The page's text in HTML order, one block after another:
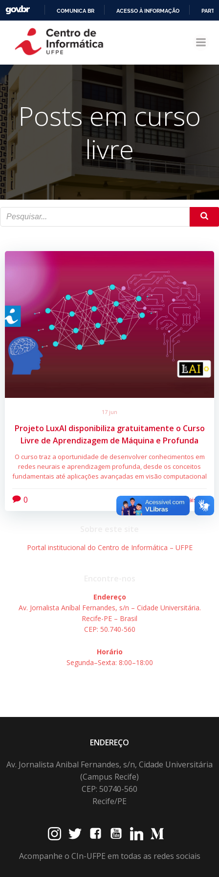
CONTEÚDO
COMUNICA BR ACESSO À INFORMAÇÃO
Posts em curso
livre
17 jun
Projeto LuxAI disponibiliza gratuitamente o Curso
Livre de Aprendizagem de Máquina e Profunda
O curso traz a oportunidade de desenvolver conhecimentos em
redes neurais e aprendizagem profunda, desde os conceitos
fundamentais até aplicações avançadas em visão computacional
0 Leia mais
Portal institucional do Centro de Informática – UFPE
Endereço
Av. Jornalista Aníbal Fernandes, s/n – Cidade Universitária.
Recife-PE – Brasil
CEP: 50.740-560
Horário
Segunda–Sexta: 8:00–18:00
ENDEREÇO
Av. Jornalista Anibal Fernandes, s/n, Cidade Universitária
(Campus Recife)
CEP: 50740-560
Recife/PE
Acompanhe o CIn-UFPE em todas as redes sociais